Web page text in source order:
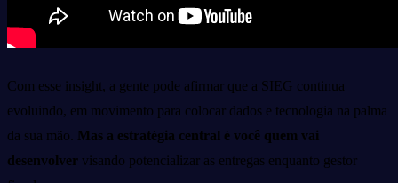
Com esse insight, a gente pode afirmar que a SIEG continua
evoluindo, em movimento para colocar dados e tecnologia na palma
da sua mão. Mas a estratégia central é você quem vai
desenvolver visando potencializar as entregas enquanto gestor